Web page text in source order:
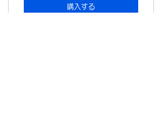
購入する